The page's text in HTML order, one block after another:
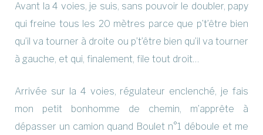
Avant la 4 voies, je suis, sans pouvoir le doubler, papy
qui freine tous les 20 mètres parce que p’t’être bien
qu’il va tourner à droite ou p’t’être bien qu’il va tourner
à gauche, et qui, finalement, file tout droit…
Arrivée sur la 4 voies, régulateur enclenché, je fais
mon petit bonhomme de chemin, m’apprête à
dépasser un camion quand Boulet n°1 déboule et me